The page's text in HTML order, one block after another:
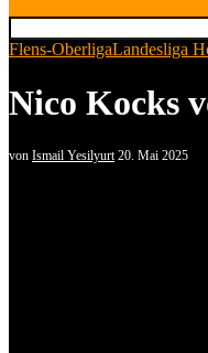
Flens-OberligaLandesliga
Nico Kocks
von Ismail Yesilyurt 20. Mai 2025